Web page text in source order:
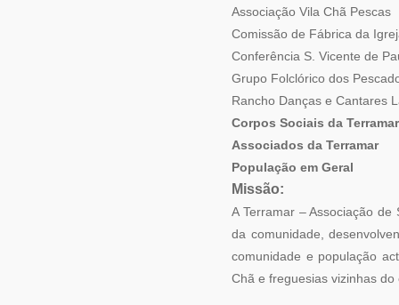
Associação
Comissão de
Conferência S.
Grupo Folclórico dos
Rancho Danças e
Corpos Sociais da Terramar
Associados da Terramar
População em Geral
Missão:
A Terramar – Associação
da comunidade,
comunidade e população
Chã e freguesias vizinhas